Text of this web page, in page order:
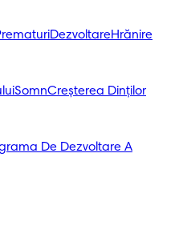
DezvoltareHrănire
SomnCreșterea Dinților
De Dezvoltare A